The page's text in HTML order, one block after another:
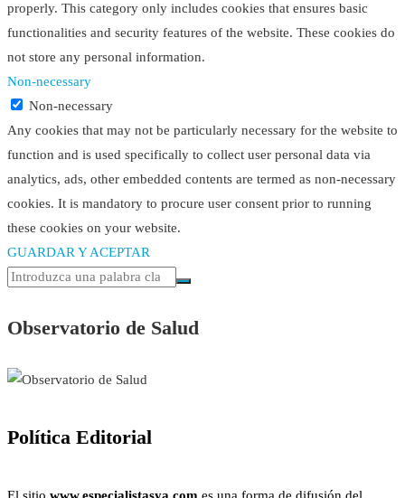
properly. This category only includes cookies that ensures basic
functionalities and security features of the website. These cookies do
not store any personal information.
Non-necessary
Non-necessary
Any cookies that may not be particularly necessary for the website to
function and is used specifically to collect user personal data via
analytics, ads, other embedded contents are termed as non-necessary
cookies. It is mandatory to procure user consent prior to running
these cookies on your website.
GUARDAR Y ACEPTAR
Observatorio de Salud
Política Editorial